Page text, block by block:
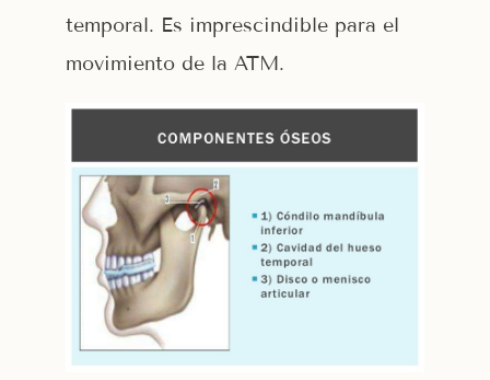
temporal. Es imprescindible para el
movimiento de la ATM.